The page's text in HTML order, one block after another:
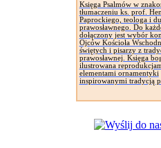
Księga Psalmów w
tłumaczeniu ks. prof.
Paprockiego, teologa i
prawosławnego. Do
dołączony jest wybór
Ojców Kościoła
świętych i pisarzy z
prawosławnej. Księga
ilustrowana
elementami ornamentyki
inspirowanymi tradycją